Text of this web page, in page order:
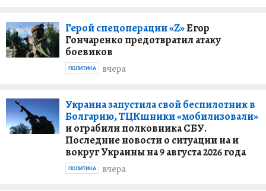
Герой спецоперации «Z»Егор
Гончаренко предотвратил атаку
боевиков
вчера
ПОЛИТИКА
Украина запустила свой беспилотник в
Болгарию, ТЦКшники «мобилизовали»
и ограбили полковника СБУ.
Последние новости о ситуации на и
вокруг Украины на 9 августа 2026 года
вчера
ПОЛИТИКА